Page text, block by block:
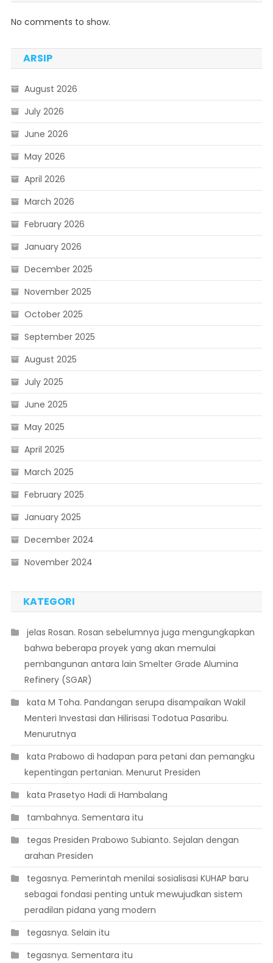
No comments to show.
ARSIP
August 2026
July 2026
June 2026
May 2026
April 2026
March 2026
February 2026
January 2026
December 2025
November 2025
October 2025
September 2025
August 2025
July 2025
June 2025
May 2025
April 2025
March 2025
February 2025
January 2025
December 2024
November 2024
KATEGORI
 jelas Rosan. Rosan sebelumnya juga mengungkapkan
bahwa beberapa proyek yang akan memulai
pembangunan antara lain Smelter Grade Alumina
Refinery (SGAR)
 kata M Toha. Pandangan serupa disampaikan Wakil
Menteri Investasi dan Hilirisasi Todotua Pasaribu.
Menurutnya
 kata Prabowo di hadapan para petani dan pemangku
kepentingan pertanian. Menurut Presiden
 kata Prasetyo Hadi di Hambalang
 tambahnya. Sementara itu
 tegas Presiden Prabowo Subianto. Sejalan dengan
arahan Presiden
 tegasnya. Pemerintah menilai sosialisasi KUHAP baru
sebagai fondasi penting untuk mewujudkan sistem
peradilan pidana yang modern
 tegasnya. Selain itu
 tegasnya. Sementara itu